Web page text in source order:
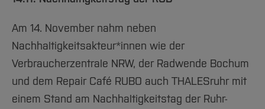
Am 14. November nahm neben
Nachhaltigkeitsakteur*innen wie der
Verbraucherzentrale NRW, der Radwende Bochum
und dem Repair Café RUBO auch THALESruhr mit
einem Stand am Nachhaltigkeitstag der Ruhr-